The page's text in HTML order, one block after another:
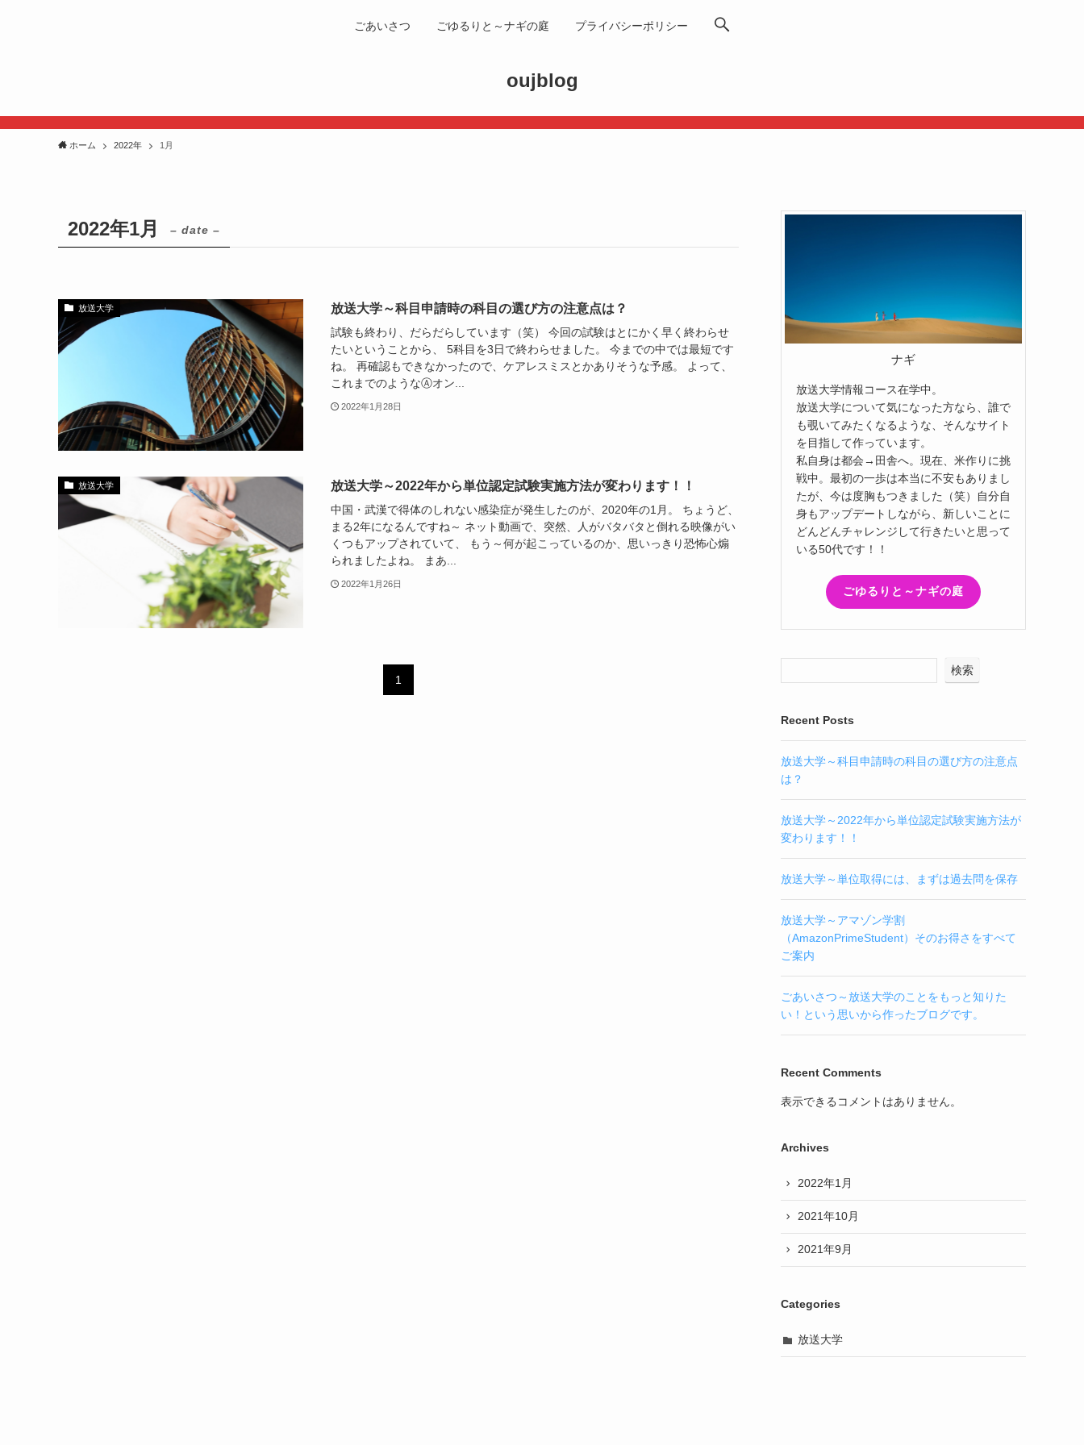
oujblog
ごあいさつ ごゆるりと～ナギの庭 プライバシーポリシー
ホーム 2022年 1月
2022年1月 – date –
放送大学 放送大学～科目申請時の科目の選び方の注意点は？
試験も終わり、だらだらしています（笑） 今回の試験はとにかく早く終わらせ
たいということから、 5科目を3日で終わらせました。 今までの中では最短です
ね。 再確認もできなかったので、ケアレスミスとかありそうな予感。 よって、
これまでのようなⒶオン...
2022年1月28日
放送大学 放送大学～2022年から単位認定試験実施方法が変わります！！
中国・武漢で得体のしれない感染症が発生したのが、2020年の1月。 ちょうど、
まる2年になるんですね～ ネット動画で、突然、人がバタバタと倒れる映像がい
くつもアップされていて、 もう～何が起こっているのか、思いっきり恐怖心煽
られましたよね。 まあ...
2022年1月26日
1
ナギ
放送大学情報コース在学中。
放送大学について気になった方なら、誰で
も覗いてみたくなるような、そんなサイト
を目指して作っています。
私自身は都会→田舎へ。現在、米作りに挑
戦中。最初の一歩は本当に不安もありまし
たが、今は度胸もつきました（笑）自分自
身もアップデートしながら、新しいことに
どんどんチャレンジして行きたいと思って
いる50代です！！
ごゆるりと～ナギの庭
検索
Recent Posts
放送大学～科目申請時の科目の選び方の注意点
は？
放送大学～2022年から単位認定試験実施方法が
変わります！！
放送大学～単位取得には、まずは過去問を保存
放送大学～アマゾン学割
（AmazonPrimeStudent）そのお得さをすべて
ご案内
ごあいさつ～放送大学のことをもっと知りた
い！という思いから作ったブログです。
Recent Comments
表示できるコメントはありません。
Archives
2022年1月
2021年10月
2021年9月
Categories
放送大学